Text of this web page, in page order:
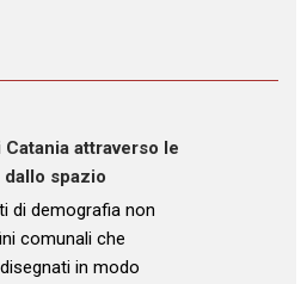
Catania attraverso le
spazio
di demografia non
comunali che
in modo